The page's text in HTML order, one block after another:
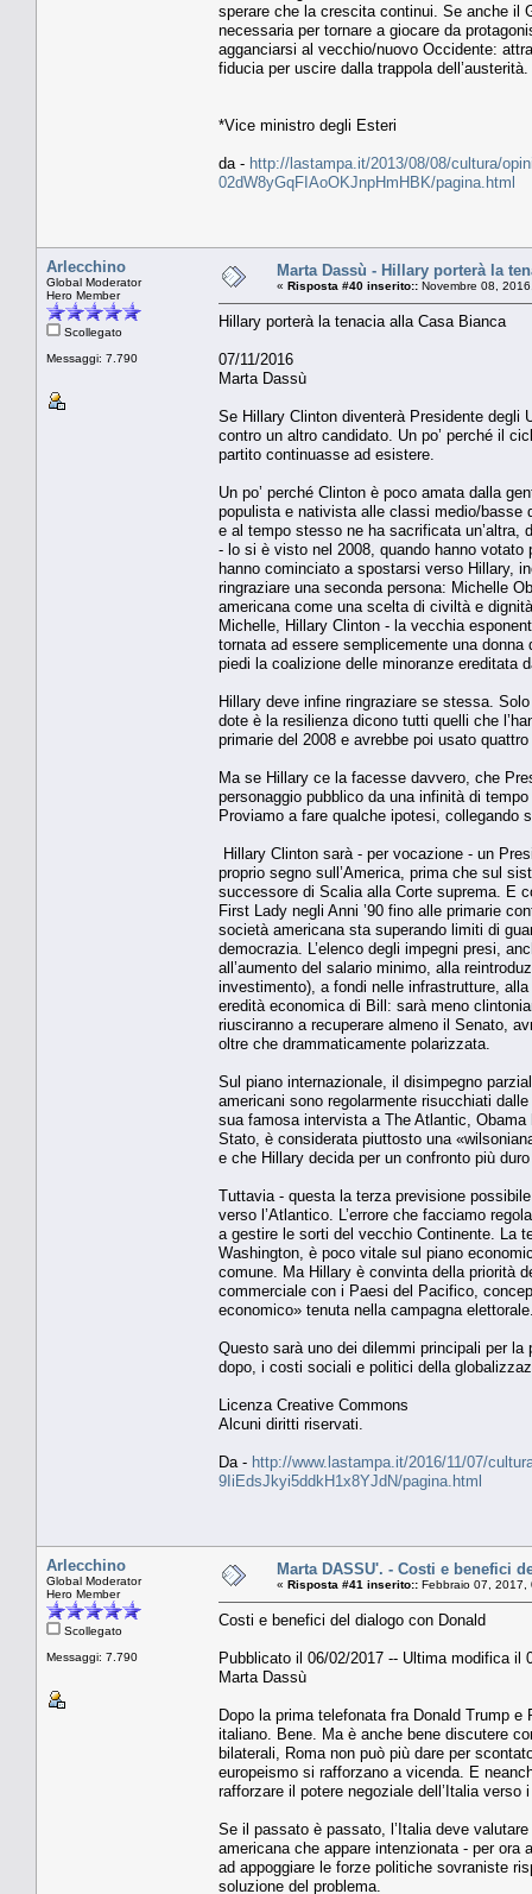
sperare che la crescita continui. Se anche il
necessaria per tornare a giocare da
agganciarsi al vecchio/nuovo Occidente:
fiducia per uscire dalla trappola dell’austerità.
*Vice ministro degli Esteri
da - http://lastampa.it/2013/08/08/cultura/
02dW8yGqFIAoOKJnpHmHBK/pagina.html
Arlecchino
Global Moderator
Hero Member
Scollegato
Messaggi: 7.790
Marta Dassù - Hillary porterà la
« Risposta #40 inserito:: Novembre 08,
Hillary porterà la tenacia alla Casa Bianca
07/11/2016
Marta Dassù
Se Hillary Clinton diventerà Presidente degli
contro un altro candidato. Un po’ perché il
partito continuasse ad esistere.
Un po’ perché Clinton è poco amata dalla
populista e nativista alle classi medio/basse
e al tempo stesso ne ha sacrificata un’altra,
- lo si è visto nel 2008, quando hanno
hanno cominciato a spostarsi verso Hillary,
ringraziare una seconda persona: Michelle
americana come una scelta di civiltà e
Michelle, Hillary Clinton - la vecchia
tornata ad essere semplicemente una
piedi la coalizione delle minoranze
Hillary deve infine ringraziare se stessa.
dote è la resilienza dicono tutti quelli che
primarie del 2008 e avrebbe poi usato
Ma se Hillary ce la facesse davvero, che
personaggio pubblico da una infinità di
Proviamo a fare qualche ipotesi, collegando
Hillary Clinton sarà - per vocazione - un
proprio segno sull’America, prima che sul
successore di Scalia alla Corte suprema. E
First Lady negli Anni ’90 fino alle primarie
società americana sta superando limiti di
democrazia. L’elenco degli impegni presi,
all’aumento del salario minimo, alla
investimento), a fondi nelle infrastrutture,
eredità economica di Bill: sarà meno
riusciranno a recuperare almeno il Senato,
oltre che drammaticamente polarizzata.
Sul piano internazionale, il disimpegno
americani sono regolarmente risucchiati
sua famosa intervista a The Atlantic,
Stato, è considerata piuttosto una
e che Hillary decida per un confronto più
Tuttavia - questa la terza previsione
verso l’Atlantico. L’errore che facciamo
a gestire le sorti del vecchio Continente. La
Washington, è poco vitale sul piano
comune. Ma Hillary è convinta della priorità
commerciale con i Paesi del Pacifico,
economico» tenuta nella campagna
Questo sarà uno dei dilemmi principali per
dopo, i costi sociali e politici della
Licenza Creative Commons
Alcuni diritti riservati.
Da - http://www.lastampa.it/2016/11/07/
9IiEdsJkyi5ddkH1x8YJdN/pagina.html
Arlecchino
Global Moderator
Hero Member
Scollegato
Messaggi: 7.790
Marta DASSU'. - Costi e benefici
« Risposta #41 inserito:: Febbraio 07, 2017,
Costi e benefici del dialogo con Donald
Pubblicato il 06/02/2017 -- Ultima modifica il
Marta Dassù
Dopo la prima telefonata fra Donald Trump
italiano. Bene. Ma è anche bene discutere
bilaterali, Roma non può più dare per
europeismo si rafforzano a vicenda. E
rafforzare il potere negoziale dell’Italia verso
Se il passato è passato, l’Italia deve
americana che appare intenzionata - per ora
ad appoggiare le forze politiche sovraniste
soluzione del problema.